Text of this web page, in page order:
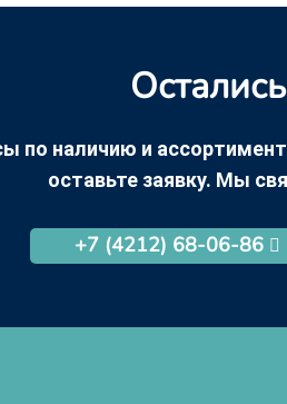
по наличию и
оставьте заявку. Мы
+7 (4212) 68-06-86